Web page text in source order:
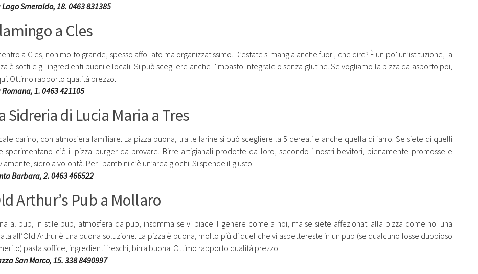
Lago Smeraldo, 18. 0463 831385
a Cles
a Cles, non molto grande, spesso affollato ma organizzatissimo. D’estate si mangia anche fuori, che dire? È un po’ un’istituzione, la
è sottile gli ingredienti buoni e locali. Si può scegliere anche l’impasto integrale o senza glutine. Se vogliamo la pizza da asporto poi,
Ottimo rapporto qualità prezzo.
Romana, 1. 0463 421105
Sidreria di Lucia Maria a Tres
carino, con atmosfera familiare. La pizza buona, tra le farine si può scegliere la 5 cereali e anche quella di farro. Se siete di quelli
sperimentano c’è il pizza burger da provare. Birre artigianali prodotte da loro, secondo i nostri bevitori, pienamente promosse e
sidro a volontà. Per i bambini c’è un’area giochi. Si spende il giusto.
Barbara, 2. 0463 466522
Arthur’s Pub a Mollaro
al pub, in stile pub, atmosfera da pub, insomma se vi piace il genere come a noi, ma se siete affezionati alla pizza come noi una
all’Old Arthur è una buona soluzione. La pizza è buona, molto più di quel che vi aspettereste in un pub (se qualcuno fosse dubbioso
pasta soffice, ingredienti freschi, birra buona. Ottimo rapporto qualità prezzo.
San Marco, 15. 338 8490997